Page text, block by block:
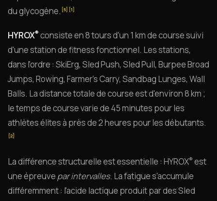
du glycogène. [5] [1]
HYROX® consiste en 8 tours d'un 1 km de course suivi
d'une station de fitness fonctionnel. Les stations,
dans l'ordre : SkiErg, Sled Push, Sled Pull, Burpee Broad
Jumps, Rowing, Farmer's Carry, Sandbag Lunges, Wall
Balls. La distance totale de course est d'environ 8 km ;
le temps de course varie de 45 minutes pour les
athlètes élites à près de 2 heures pour les débutants.
[2]
La différence structurelle est essentielle : HYROX® est
une épreuve par intervalles. La fatigue s'accumule
différemment : l'acide lactique produit par des Sled